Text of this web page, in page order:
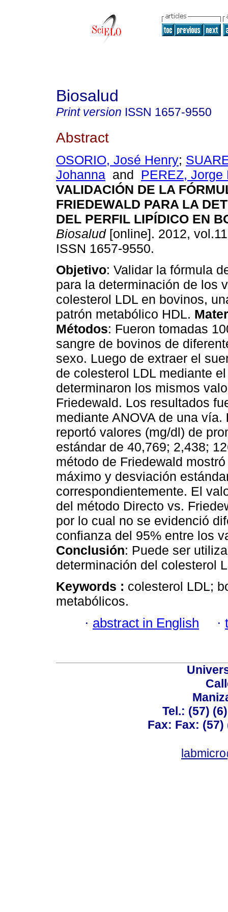
Biosalud
Print version ISSN 1657-9550
Abstract
OSORIO, José Henry;
Johanna and PEREZ, Jorge
VALIDACIÓN DE LA
FRIEDEWALD PARA LA
DEL PERFIL LIPÍDICO EN
Biosalud[online]. 2012,
ISSN 1657-9550.
Objetivo: Validar la fórmula
para la determinación de los
colesterol LDL en bovinos,
patrón metabólico HDL.
Métodos: Fueron tomadas
sangre de bovinos de
sexo. Luego de extraer el
de colesterol LDL mediante
determinaron los mismos
Friedewald. Los resultados
mediante ANOVA de una vía.
reportó valores (mg/dl) de
estándar de 40,769; 2,438;
método de Friedewald
máximo y desviación
correspondientemente. El
del método Directo vs.
por lo cual no se evidenció
confianza del 95% entre los
Conclusión: Puede ser
determinación del colesterol
Keywords : colesterol LDL;
metabólicos.
· abstract in English ·
Tel.: (57)
Fax: Fax: (57)